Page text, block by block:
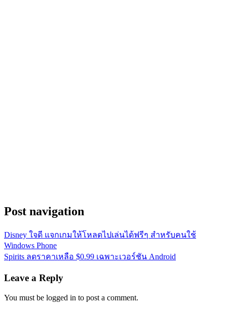
Post navigation
Disney ใจดี แจกเกมให้โหลดไปเล่นได้ฟรีๆ สำหรับคนใช้
Windows Phone
Spirits ลดราคาเหลือ $0.99 เฉพาะเวอร์ชัน Android
Leave a Reply
You must be logged in to post a comment.